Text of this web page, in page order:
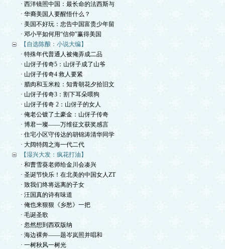
· 西洋镜照中国：最长命的法西斯与
· 华裔美国人要醒悟什么？
· 美国不好玩：忠告中国富贵少年留
· 邓小平如何用“信仰”赢得美国
【自选陈酿：小说大编】
· 特殊年代普通人被俺弄成二品
· 山伢子传奇5：山伢子成了山爷
· 山伢子传奇4 救人要紧
· 腊肉和玉米粒：知青朝花夕拾旧文
· 山伢子传奇3：割下耳朵喂狗
· 山伢子传奇 2：山伢子的女人
· 俺老公镀了土豪金：山伢子传奇
· 博君一璨——万维征文获奖感言
· 住宅小区守传达的胡锦涛清华同学
· 大阔特阔之海一代二代
【湿兴大发：疯花打油】
· 和曹雪葵老师给金川会凑兴
· 圣诞节快乐！在北美的中国女人ZT
· 致我们终将远离的子女
· 汪国真的诗有味道
· 俺也来狠狠《乡愁》一把
· 毛诞圣歌
· 忽然想到西双版纳
· 海边裸奔——题岑岚照并唱和
· 一树秋风一树光